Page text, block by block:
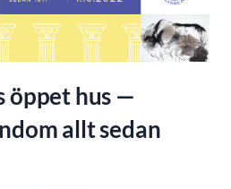
öppet hus —
allt sedan